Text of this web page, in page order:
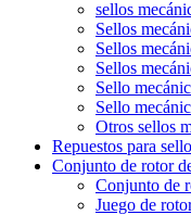
sellos
Sellos
Sellos
Sellos
Sello
Sello
Otros sellos
Repuestos para
Conjunto de rotor
Conjunto de
Juego de